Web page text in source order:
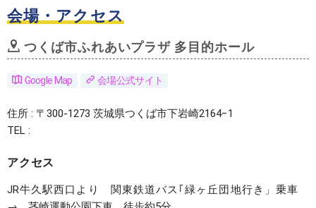
会場・アクセス
つくば市ふれあいプラザ 多目的ホール
Google Map 会場公式サイト
住所 : 〒300-1273 茨城県つくば市下岩崎2164−1
TEL :
アクセス
JR牛久駅西口より 関東鉄道バス｢緑ヶ丘団地行き」乗車